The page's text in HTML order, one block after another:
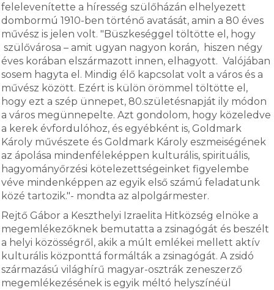
felelevenítette a híresség szülőházán elhelyezett
dombormú 1910-ben történő avatását, amin a 80 éves
művész is jelen volt. "Büszkeséggel töltötte el, hogy
szülővárosa – amit ugyan nagyon korán, hiszen négy
éves korában elszármazott innen, elhagyott. Valójában
sosem hagyta el. Mindig élő kapcsolat volt a város és a
művész között. Ezért is külön örömmel töltötte el,
hogy ezt a szép ünnepet, 80.születésnapját ily módon
a város megünnepelte. Azt gondolom, hogy közeledve
a kerek évfordulóhoz, és egyébként is, Goldmark
Károly művészete és Goldmark Károly eszmeiségének
az ápolása mindenféleképpen kulturális, spirituális,
hagyományőrzési kötelezettségeinket figyelembe
véve mindenképpen az egyik első számú feladatunk
közé tartozik."- mondta az alpolgármester.
Rejtő Gábor a Keszthelyi Izraelita Hitközség elnöke a
megemlékezőknek bemutatta a zsinagógát és beszélt
a helyi közösségről, akik a múlt emlékei mellett aktív
kulturális központtá formálták a zsinagógát. A zsidó
származású világhírű magyar-osztrák zeneszerző
megemlékezésének is egyik méltó helyszínéül